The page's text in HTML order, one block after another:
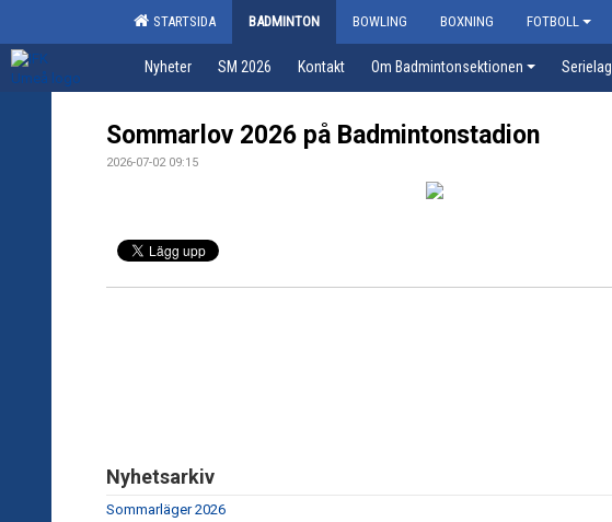
STARTSIDA BADMINTON BOWLING BOXNING FOTBOLL
Nyheter SM 2026 Kontakt Om Badmintonsektionen Serielag
Sommarlov 2026 på Badmintonstadion
2026-07-02 09:15
Nyhetsarkiv
Sommarläger 2026